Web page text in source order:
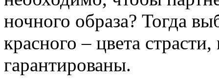
ночного образа? Тогда
красного – цвета
гарантированы.